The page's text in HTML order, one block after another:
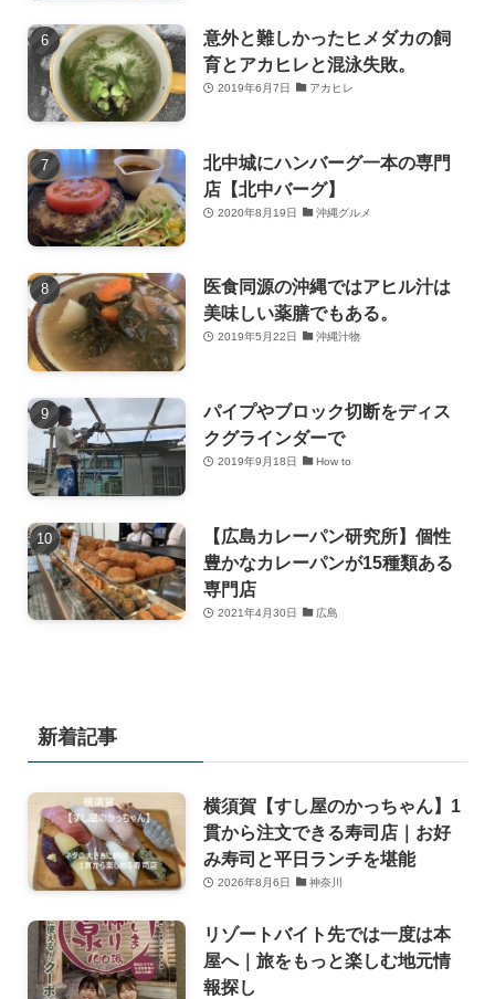
意外と難しかったヒメダカの飼
育とアカヒレと混泳失敗。
2019年6月7日 アカヒレ
北中城にハンバーグ一本の専門
店【北中バーグ】
2020年8月19日 沖縄グルメ
医食同源の沖縄ではアヒル汁は
美味しい薬膳でもある。
2019年5月22日 沖縄汁物
パイプやブロック切断をディス
クグラインダーで
2019年9月18日 How to
【広島カレーパン研究所】個性
豊かなカレーパンが15種類ある
専門店
2021年4月30日 広島
新着記事
横須賀【すし屋のかっちゃん】1
貫から注文できる寿司店｜お好
み寿司と平日ランチを堪能
2026年8月6日 神奈川
リゾートバイト先では一度は本
屋へ｜旅をもっと楽しむ地元情
報探し